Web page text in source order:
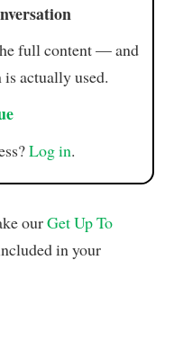
full content — and
actually used.
Log in.
ourGet Up To
in your